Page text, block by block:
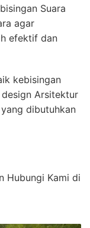
Suara
agar
efektif dan
kebisingan
Arsitektur
dibutuhkan
Hubungi Kami di